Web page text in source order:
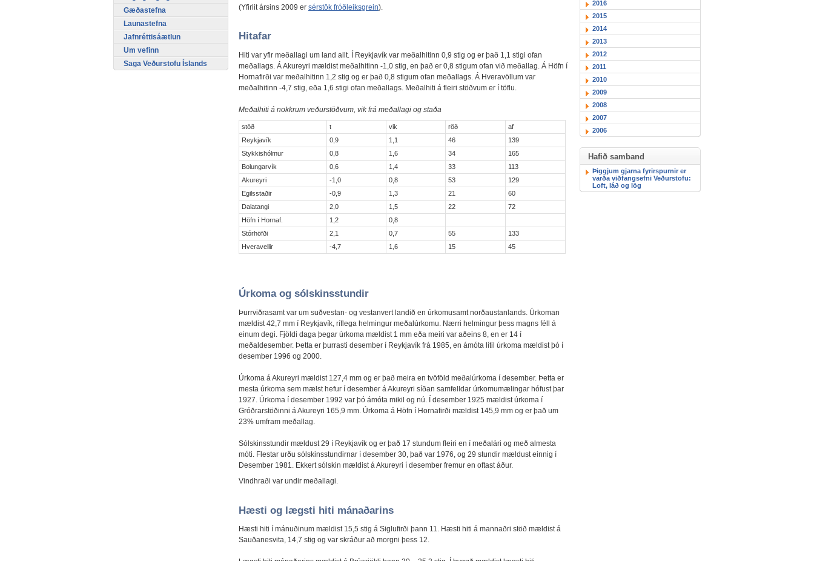
(Yfirlit ársins 2009 er sérstök fróðleiksgrein).
Hitafar
Hiti var yfir meðallagi um land allt. Í Reykjavík var meðalhitinn 0,9 stig og er það 1,1 stigi ofan
meðallags. Á Akureyri mældist meðalhitinn -1,0 stig, en það er 0,8 stigum ofan við meðallag. Á Höfn í
Hornafirði var meðalhitinn 1,2 stig og er það 0,8 stigum ofan meðallags. Á Hveravöllum var
meðalhitinn -4,7 stig, eða 1,6 stigi ofan meðallags. Meðalhiti á fleiri stöðvum er í töflu.
Meðalhiti á nokkrum veðurstöðvum, vik frá meðallagi og staða
stöð t vik röð
af
Reykjavík
0,9 1,1 46
139
Stykkishólmur
0,8 1,6 34
165
Bolungarvík
0,6 1,4 33
113
Akureyri
-1,0 0,8 53
129
Egilsstaðir
-0,9 1,3 21
60
Dalatangi
2,0 1,5 22
72
Höfn í Hornaf.
1,2
0,8
Stórhöfði
2,1 0,7 55
133
Hveravellir
-4,7 1,6 15 45
Úrkoma og sólskinsstundir
Þurrviðrasamt var um suðvestan- og vestanvert landið en úrkomusamt norðaustanlands. Úrkoman
mældist 42,7 mm í Reykjavík, ríflega helmingur meðalúrkomu. Nærri helmingur þess magns féll á
einum degi. Fjöldi daga þegar úrkoma mældist 1 mm eða meiri var aðeins 8, en er 14 í
meðaldesember. Þetta er þurrasti desember í Reykjavík frá 1985, en ámóta lítil úrkoma mældist þó í
desember 1996 og 2000.
Úrkoma á Akureyri mældist 127,4 mm og er það meira en tvöföld meðalúrkoma í desember. Þetta er
mesta úrkoma sem mælst hefur í desember á Akureyri síðan samfelldar úrkomumælingar hófust þar
1927. Úrkoma í desember 1992 var þó ámóta mikil og nú. Í desember 1925 mældist úrkoma í
Gróðrarstöðinni á Akureyri 165,9 mm. Úrkoma á Höfn í Hornafirði mældist 145,9 mm og er það um
23% umfram meðallag.
Sólskinsstundir mældust 29 í Reykjavík og er það 17 stundum fleiri en í meðalári og með almesta
móti. Flestar urðu sólskinsstundirnar í desember 30, það var 1976, og 29 stundir mældust einnig í
Desember 1981. Ekkert sólskin mældist á Akureyri í desember fremur en oftast áður.
Vindhraði var undir meðallagi.
Hæsti og lægsti hiti mánaðarins
Hæsti hiti í mánuðinum mældist 15,5 stig á Siglufirði þann 11. Hæsti hiti á mannaðri stöð mældist á
Sauðanesvita, 14,7 stig og var skráður að morgni þess 12.
2016
2015
2014
2013
2012
2011
2010
2009
2008
2007
2006
Hafið samband
Þiggjum gjarna fyrirspurnir er
varða viðfangsefni Veðurstofu:
Loft, láð og lög
Gæðastefna
Launastefna
Jafnréttisáætlun
Um vefinn
Saga Veðurstofu Íslands